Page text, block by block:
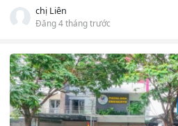
chị Liên
Đăng 4 tháng trước